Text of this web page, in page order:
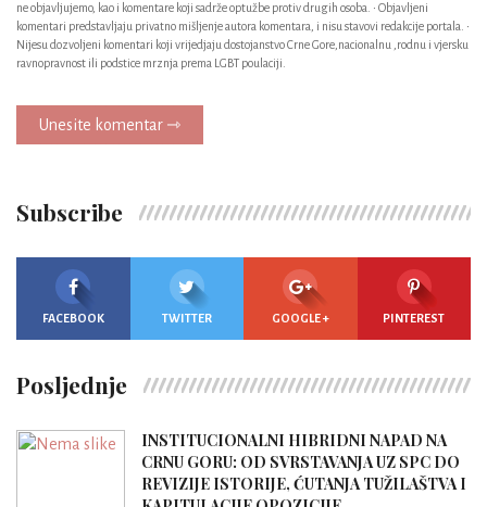
ne objavljujemo, kao i komentare koji sadrže optužbe protiv drugih osoba. • Objavljeni
komentari predstavljaju privatno mišljenje autora komentara, i nisu stavovi redakcije portala. •
Nijesu dozvoljeni komentari koji vrijedjaju dostojanstvo Crne Gore,nacionalnu ,rodnu i vjersku
ravnopravnost ili podstice mrznja prema LGBT poulaciji.
Unesite komentar ⇾
Subscribe
FACEBOOK TWITTER GOOGLE + PINTEREST
Posljednje
INSTITUCIONALNI HIBRIDNI NAPAD NA
CRNU GORU: OD SVRSTAVANJA UZ SPC DO
REVIZIJE ISTORIJE, ĆUTANJA TUŽILAŠTVA I